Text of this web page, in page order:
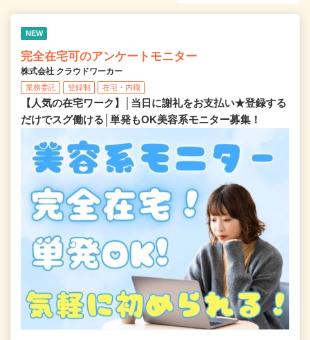
NEW
完全在宅可のアンケートモニター
株式会社 クラウドワーカー
業務委託 登録制 在宅・内職
【人気の在宅ワーク】│当日に謝礼をお支払い★登録する
だけでスグ働ける│単発もOK美容系モニター募集！